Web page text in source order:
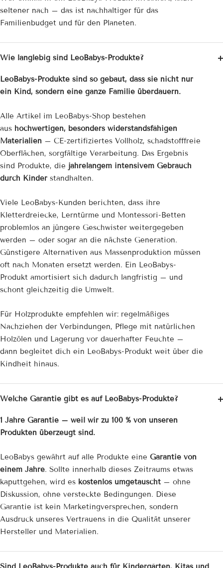
seltener nach – das ist nachhaltiger für das
Familienbudget und für den Planeten.
Wie langlebig sind LeoBabys-Produkte?
LeoBabys-Produkte sind so gebaut, dass sie nicht nur
ein Kind, sondern eine ganze Familie überdauern.
Alle Artikel im LeoBabys-Shop bestehen
aus hochwertigen, besonders widerstandsfähigen
Materialien – CE-zertifiziertes Vollholz, schadstofffreie
Oberflächen, sorgfältige Verarbeitung. Das Ergebnis
sind Produkte, die jahrelangem intensivem Gebrauch
durch Kinder standhalten.
Viele LeoBabys-Kunden berichten, dass ihre
Kletterdreiecke, Lerntürme und Montessori-Betten
problemlos an jüngere Geschwister weitergegeben
werden – oder sogar an die nächste Generation.
Günstigere Alternativen aus Massenproduktion müssen
oft nach Monaten ersetzt werden. Ein LeoBabys-
Produkt amortisiert sich dadurch langfristig – und
schont gleichzeitig die Umwelt.
Für Holzprodukte empfehlen wir: regelmäßiges
Nachziehen der Verbindungen, Pflege mit natürlichen
Holzölen und Lagerung vor dauerhafter Feuchte –
dann begleitet dich ein LeoBabys-Produkt weit über die
Kindheit hinaus.
Welche Garantie gibt es auf LeoBabys-Produkte?
1 Jahre Garantie – weil wir zu 100 % von unseren
Produkten überzeugt sind.
LeoBabys gewährt auf alle Produkte eine Garantie von
einem Jahre. Sollte innerhalb dieses Zeitraums etwas
kaputtgehen, wird es kostenlos umgetauscht – ohne
Diskussion, ohne versteckte Bedingungen. Diese
Garantie ist kein Marketingversprechen, sondern
Ausdruck unseres Vertrauens in die Qualität unserer
Hersteller und Materialien.